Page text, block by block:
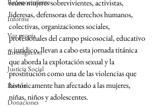
Reconocimiento
Informe
Voz propia
Investigación
Justicia Social
Revista
Donaciones
reúne mujeres sobrevivientes, activistas,
lideresas, defensoras de derechos humanos,
colectivas, organizaciones sociales,
profesionales del campo psicosocial, educativo
y jurídico, llevan a cabo esta jornada titánica
que aborda la explotación sexual y la
prostitución como una de las violencias que
históricamente han afectado a las mujeres,
niñas, niños y adolescentes.